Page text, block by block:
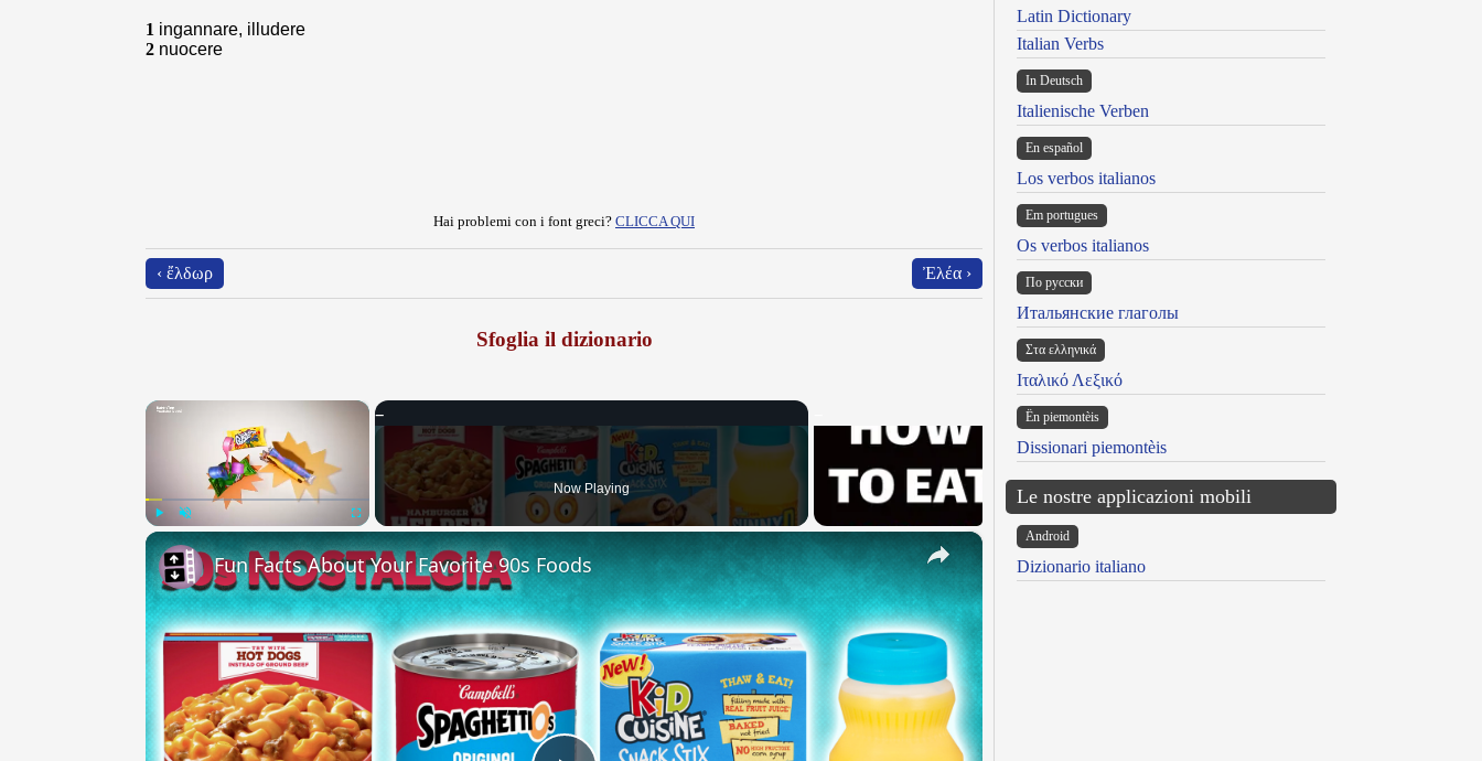
1 ingannare, illudere
2 nuocere
Hai problemi con i font greci? CLICCA QUI
‹ ἔλδωρ Ἐλέα ›
Sfoglia il dizionario
×
Now Playing
×
Fun Facts About Your Favorite 90s Foods
Latin Dictionary
Italian Verbs
In Deutsch
Italienische Verben
En español
Los verbos italianos
Em portugues
Os verbos italianos
По русски
Итальянские глаголы
Στα ελληνικά
Ιταλικό Λεξικό
Ën piemontèis
Dissionari piemontèis
Le nostre applicazioni mobili
Android
Dizionario italiano